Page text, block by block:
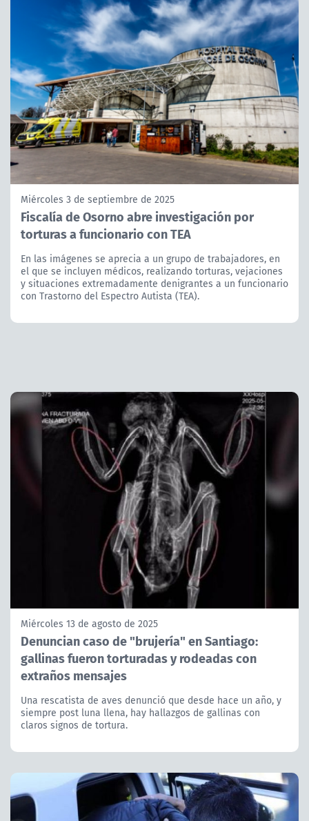
Miércoles 3 de septiembre de 2025
Fiscalía de Osorno abre investigación por
torturas a funcionario con TEA
En las imágenes se aprecia a un grupo de trabajadores, en
el que se incluyen médicos, realizando torturas, vejaciones
y situaciones extremadamente denigrantes a un funcionario
con Trastorno del Espectro Autista (TEA).
Miércoles 13 de agosto de 2025
Denuncian caso de "brujería" en Santiago:
gallinas fueron torturadas y rodeadas con
extraños mensajes
Una rescatista de aves denunció que desde hace un año, y
siempre post luna llena, hay hallazgos de gallinas con
claros signos de tortura.